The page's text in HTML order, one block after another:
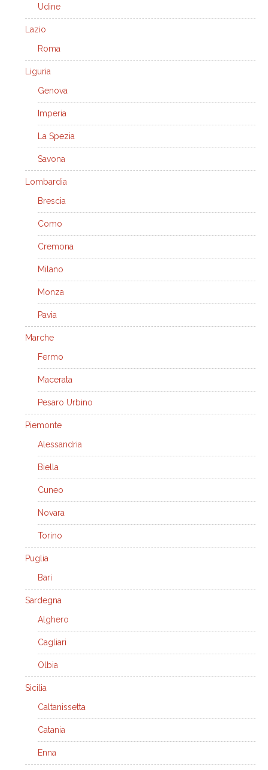
Udine
Lazio
Roma
Liguria
Genova
Imperia
La Spezia
Savona
Lombardia
Brescia
Como
Cremona
Milano
Monza
Pavia
Marche
Fermo
Macerata
Pesaro Urbino
Piemonte
Alessandria
Biella
Cuneo
Novara
Torino
Puglia
Bari
Sardegna
Alghero
Cagliari
Olbia
Sicilia
Caltanissetta
Catania
Enna